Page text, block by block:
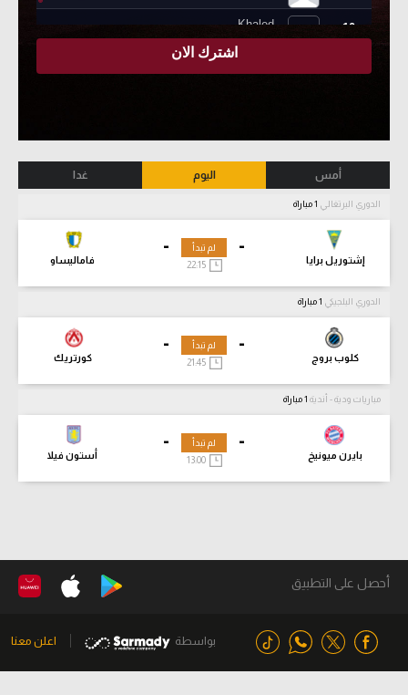
أمس اليوم غدا
الدوري البرتغالي
-
إشتوريل برايا
-
فاماليساو
لم تبدأ
22:15
الدوري البلجيكي
-
كلوب بروج
-
كورتريك
لم تبدأ
21:45
مباريات ودية - أندية
-
بايرن ميونيخ
-
أستون فيلا
لم تبدأ
13:00
أحصل على التطبيق
بواسطة اعلن معنا